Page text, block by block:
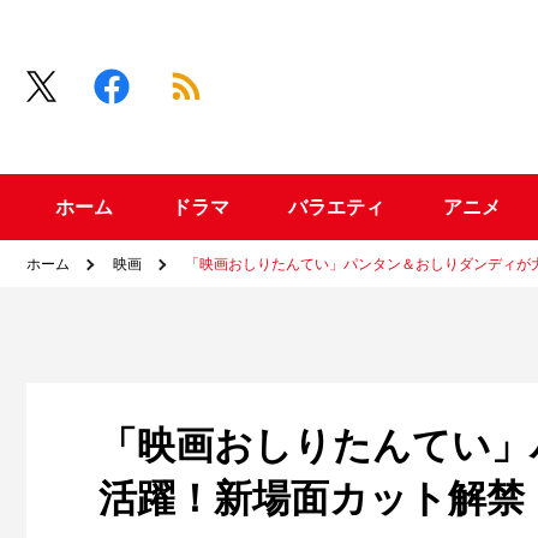
ホーム ドラマ バラエティ アニメ
ホーム 映画 「映画おしりたんてい」パンタン＆おしりダンディ
「映画おしりたんてい
活躍！新場面カット解禁